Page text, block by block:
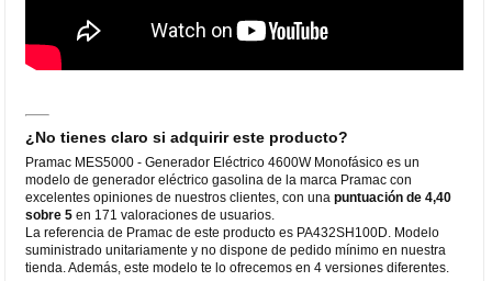
¿No tienes claro si adquirir este producto?
Pramac MES5000 - Generador Eléctrico 4600W Monofásico es un
modelo de generador eléctrico gasolina de la marca Pramac con
excelentes opiniones de nuestros clientes, con unapuntuación de 4,40
sobre 5 en 171 valoraciones de usuarios.
La referencia de Pramac de este producto es PA432SH100D. Modelo
suministrado unitariamente y no dispone de pedido mínimo en nuestra
tienda. Además, este modelo te lo ofrecemos en 4 versiones diferentes.